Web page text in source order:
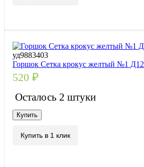
уд9883403
Горшок Сетка крокус желтый №1 Д12
520 ₽
Осталось 2 штуки
Купить
Купить в 1 клик